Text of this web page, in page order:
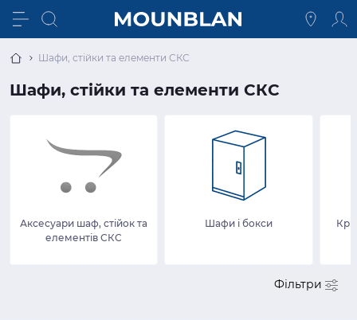
Шафи, стійки та елементи СКС
Шафи, стійки та елементи СКС
Аксесуари шаф, стійок та
елементів СКС
Шафи і бокси
Фільтри